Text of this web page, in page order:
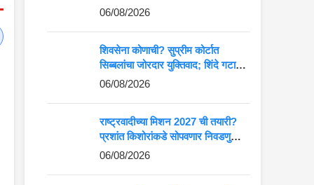
किंमत पाहून बसेल धक्का
06/08/2026
शिवसेना कोणाची? सुप्रीम कोर्टात
सिब्बलांचा जोरदार युक्तिवाद; शिंदे गटाच्या
अडचणी वाढणार?
06/08/2026
राष्ट्रवादीच्या मिशन 2027 ची तयारी?
प्रशांत किशोरांकडे सोपवणार निवडणुकीची
कमान?
06/08/2026